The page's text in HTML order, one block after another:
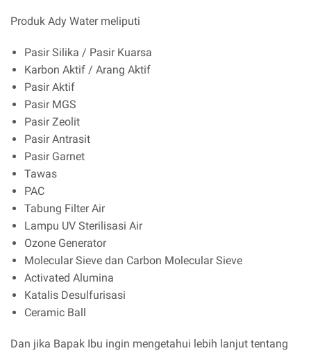
Produk Ady Water meliputi
Pasir Silika / Pasir Kuarsa
Karbon Aktif / Arang Aktif
Pasir Aktif
Pasir MGS
Pasir Zeolit
Pasir Antrasit
Pasir Garnet
Tawas
PAC
Tabung Filter Air
Lampu UV Sterilisasi Air
Ozone Generator
Molecular Sieve dan Carbon Molecular Sieve
Activated Alumina
Katalis Desulfurisasi
Ceramic Ball
Dan jika Bapak Ibu ingin mengetahui lebih lanjut tentang